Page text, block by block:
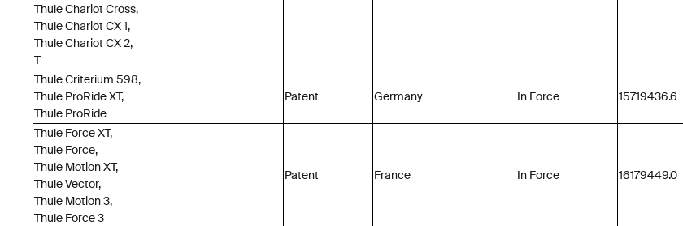
Thule Chariot Cross,
Thule Chariot CX 1,
Thule Chariot CX 2,
T
Thule Criterium 598,
Thule ProRide XT,
Thule ProRide
Patent Germany In Force 15719436.6
Thule Force XT,
Thule Force,
Thule Motion XT,
Thule Vector,
Thule Motion 3,
Thule Force 3
Patent France In Force 16179449.0